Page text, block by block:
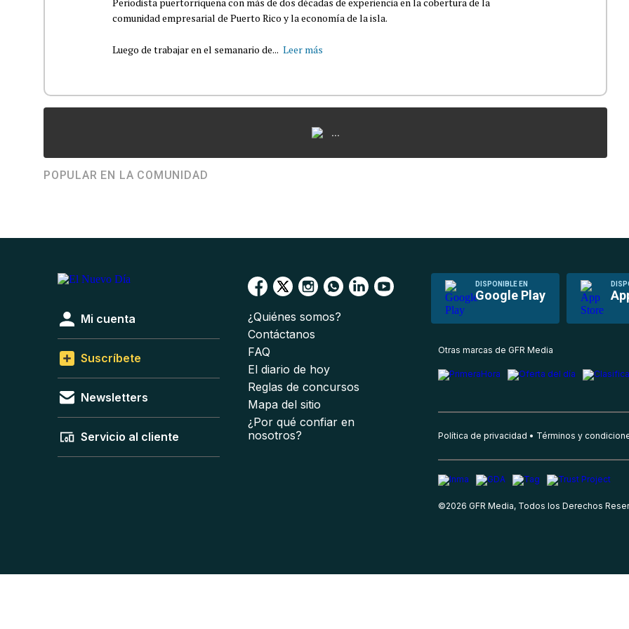
comunidad empresarial de Puerto Rico y la economía de la isla.
Luego de trabajar en el semanario de... Leer más
...
POPULAR EN LA COMUNIDAD
DISPONIBLE EN
Google Play
Mi cuenta
Suscríbete
Newsletters
Servicio al cliente
¿Quiénes somos?
Contáctanos
FAQ
El diario de hoy
Reglas de concursos
Mapa del sitio
¿Por qué confiar en
nosotros?
Otras marcas de GFR Media
Política de privacidad Términos y
©2026 GFR Media, Todos los Derechos